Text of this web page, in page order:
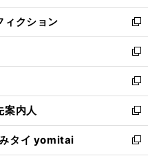
開
く
ウ
で
開
く
ン
ド
ウ
で
開
く
ウ
ィ
ン
ド
ウ
で
開
く
ィクション
新
し
い
ウ
ィ
ン
ド
ウ
で
新
し
い
ウ
ィ
ン
ド
新
し
い
ウ
ィ
案内人
新
し
い
タイ yomitai
新